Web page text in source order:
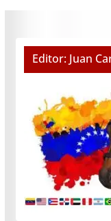
Editor: Juan